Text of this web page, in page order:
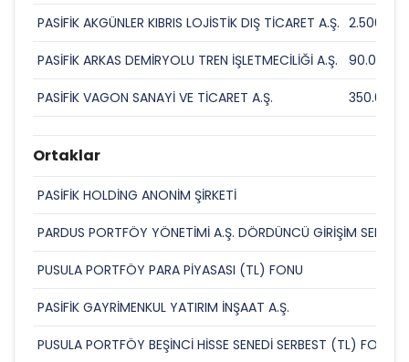
PASİFİK AKGÜNLER KIBRIS LOJİSTİK DIŞ TİCARET A.Ş. 2.500.000
PASİFİK ARKAS DEMİRYOLU TREN İŞLETMECİLİĞİ A.Ş.
PASİFİK VAGON SANAYİ VE TİCARET A.Ş. 350.000
Ortaklar
PASİFİK HOLDİNG ANONİM ŞİRKETİ
PARDUS PORTFÖY YÖNETİMİ A.Ş. DÖRDÜNCÜ GİRİŞİM
PUSULA PORTFÖY PARA PİYASASI (TL) FONU
PASİFİK GAYRİMENKUL YATIRIM İNŞAAT A.Ş.
PUSULA PORTFÖY BEŞİNCİ HİSSE SENEDİ SERBEST (TL) FON